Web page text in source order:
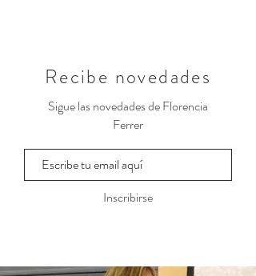
Recibe novedades
Sigue las novedades de Florencia
Ferrer
Inscribirse